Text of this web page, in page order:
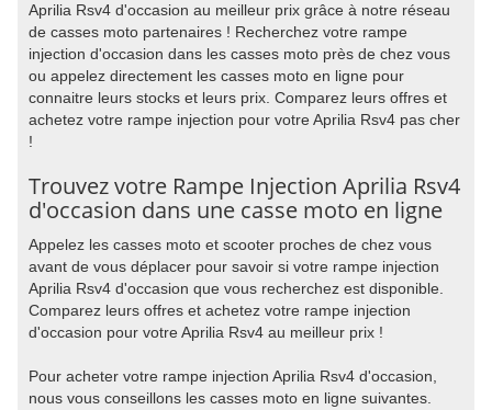
Aprilia Rsv4 d'occasion au meilleur prix grâce à notre réseau
de casses moto partenaires ! Recherchez votre rampe
injection d'occasion dans les casses moto près de chez vous
ou appelez directement les casses moto en ligne pour
connaitre leurs stocks et leurs prix. Comparez leurs offres et
achetez votre rampe injection pour votre Aprilia Rsv4 pas cher
!
Trouvez votre Rampe Injection Aprilia Rsv4
d'occasion dans une casse moto en ligne
Appelez les casses moto et scooter proches de chez vous
avant de vous déplacer pour savoir si votre rampe injection
Aprilia Rsv4 d'occasion que vous recherchez est disponible.
Comparez leurs offres et achetez votre rampe injection
d'occasion pour votre Aprilia Rsv4 au meilleur prix !
Pour acheter votre rampe injection Aprilia Rsv4 d'occasion,
nous vous conseillons les casses moto en ligne suivantes.